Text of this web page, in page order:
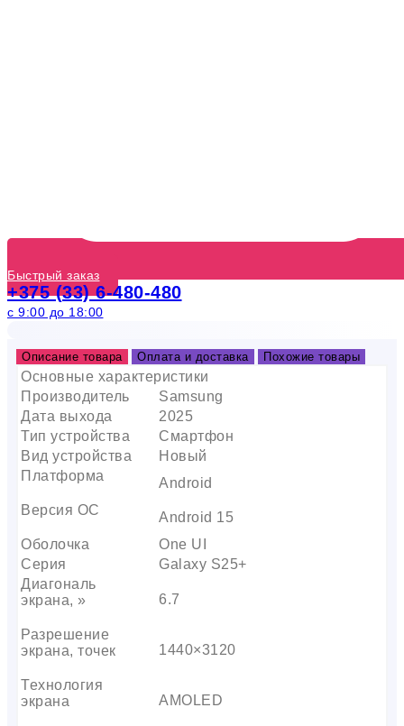
Быстрый заказ
+375 (33) 6-480-480
с 9:00 до 18:00
Описание товара Оплата и доставка Похожие товары
Основные характеристики
Производитель
Samsung
Дата выхода
2025
Тип устройства
Смартфон
Вид устройства
Новый
Платформа
Android
Версия ОС
Android 15
Оболочка
One UI
Серия
Galaxy S25+
Диагональ
экрана, »
6.7
Разрешение
экрана, точек
1440×3120
Технология
экрана
AMOLED